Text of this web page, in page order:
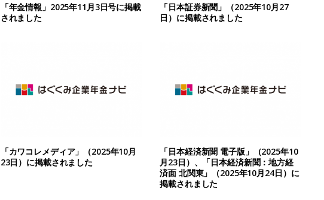
「年金情報」2025年11月3日号に掲載
されました
「日本証券新聞」（2025年10月27
日）に掲載されました
「カワコレメディア」（2025年10月
23日）に掲載されました
「日本経済新聞 電子版」（2025年10
月23日）、「日本経済新聞：地方経
済面 北関東」（2025年10月24日）に
掲載されました